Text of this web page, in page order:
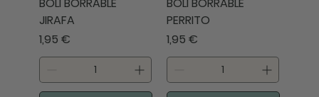
JIRAFA
Precio
1,95 €
PERRITO
Precio
1,95 €